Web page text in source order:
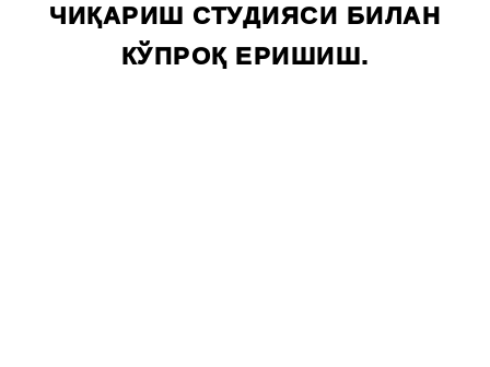
ЧИҚАРИШ СТУДИЯСИ БИЛАН
КЎПРОҚ ЕРИШИШ.